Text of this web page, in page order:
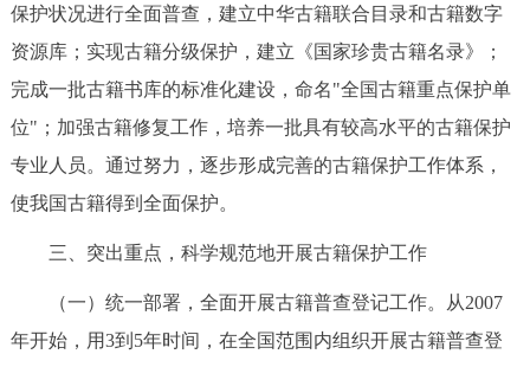
保护状况进行全面普查，建立中华古籍联合目录和古籍数字
资源库；实现古籍分级保护，建立《国家珍贵古籍名录》；
完成一批古籍书库的标准化建设，命名"全国古籍重点保护单
位"；加强古籍修复工作，培养一批具有较高水平的古籍保护
专业人员。通过努力，逐步形成完善的古籍保护工作体系，
使我国古籍得到全面保护。
三、突出重点，科学规范地开展古籍保护工作
（一）统一部署，全面开展古籍普查登记工作。从2007
年开始，用3到5年时间，在全国范围内组织开展古籍普查登